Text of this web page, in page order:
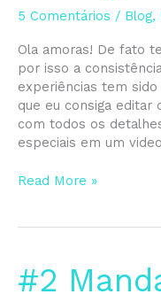
5 Comentários / Blog,
Ola amoras! De fato
por isso a
experiências tem
que eu consiga editar
com todos os
especiais em um
em
Read More »
#2
#2
Mandalas